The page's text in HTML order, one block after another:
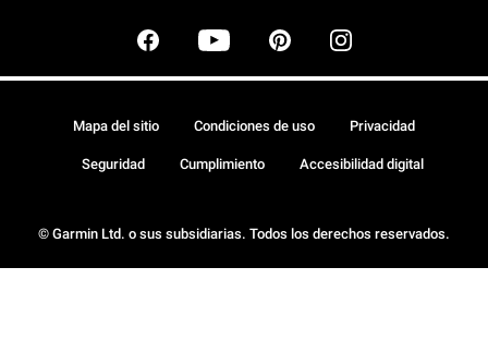
© Garmin Ltd. o sus subsidiarias. Todos los derechos reservados.
Mapa del sitio Condiciones de uso Privacidad
Seguridad Cumplimiento Accesibilidad digital